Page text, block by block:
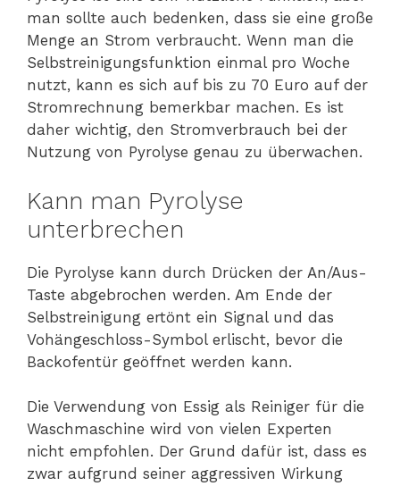
man sollte auch bedenken, dass sie eine große
Menge an Strom verbraucht. Wenn man die
Selbstreinigungsfunktion einmal pro Woche
nutzt, kann es sich auf bis zu 70 Euro auf der
Stromrechnung bemerkbar machen. Es ist
daher wichtig, den Stromverbrauch bei der
Nutzung von Pyrolyse genau zu überwachen.
Kann man Pyrolyse
unterbrechen
Die Pyrolyse kann durch Drücken der An/Aus-
Taste abgebrochen werden. Am Ende der
Selbstreinigung ertönt ein Signal und das
Vohängeschloss-Symbol erlischt, bevor die
Backofentür geöffnet werden kann.
Die Verwendung von Essig als Reiniger für die
Waschmaschine wird von vielen Experten
nicht empfohlen. Der Grund dafür ist, dass es
zwar aufgrund seiner aggressiven Wirkung